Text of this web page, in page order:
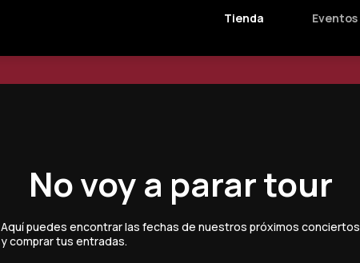
Tienda Eventos
No voy a parar tour
Aquí puedes encontrar las fechas de nuestros próximos conciertos
y comprar tus entradas.